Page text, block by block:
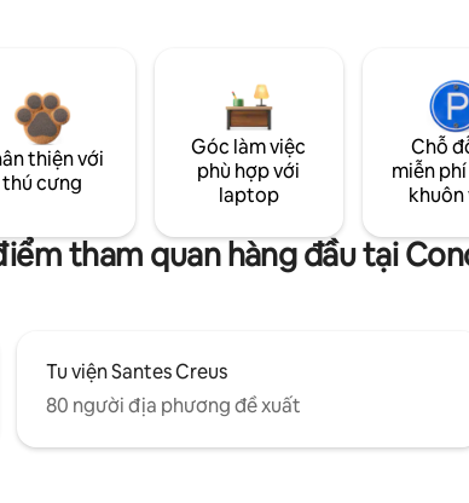
thiện với
thú cưng
Góc làm việc
phù hợp với
laptop
Chỗ
miễn
khuôn
tham quan hàng đầu tại
Tu viện Santes Creus
80 người địa phương đề xuất